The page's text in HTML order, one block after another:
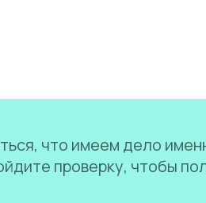
что имеем дело
проверку, чтобы